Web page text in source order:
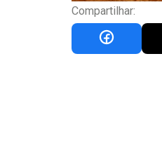
Compartilhar: